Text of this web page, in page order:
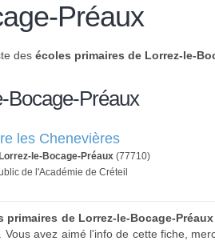
Préaux
des écoles primaires de Lorrez-le-
Bocage-Préaux
les Chenevières
Lorrez-le-Bocage-Préaux (77710)
de l'Académie de Créteil
primaires de Lorrez-le-Bocage-Préaux
. Vous avez aimé l'info de cette fiche,